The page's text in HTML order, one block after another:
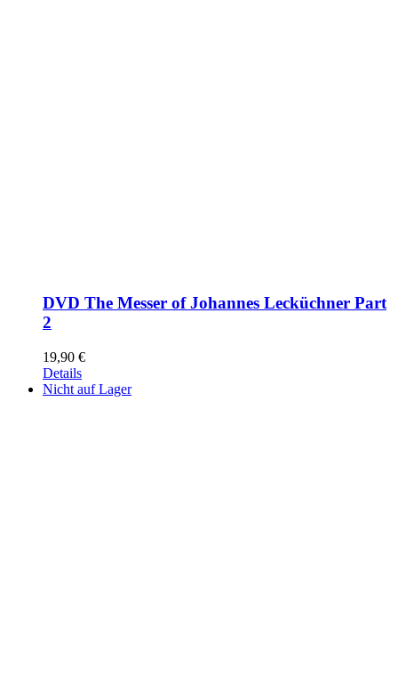
DVD The Messer of Johannes Lecküchner Part
2
19,90 €
Details
Nicht auf Lager